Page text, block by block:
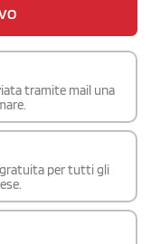
tramite mail una
gratuita per tutti gli